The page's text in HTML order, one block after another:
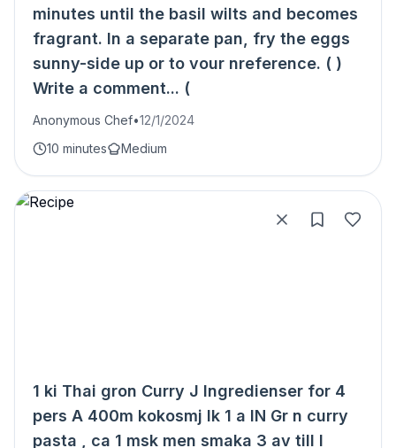
minutes until the basil wilts and becomes
fragrant. In a separate pan, fry the eggs
sunny-side up or to vour nreference. ( )
Write a comment... (
Anonymous Chef•12/1/2024
10 minutes
Medium
1 ki Thai gron Curry J Ingredienser for 4
pers A 400m kokosmj lk 1 a IN Gr n curry
pasta , ca 1 msk men smaka 3 av till l